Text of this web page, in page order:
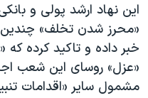
این نهاد ارشد پولی و
«محرز شدن تخلف» چندین
خبر داده و تاکید کرده
«عزل» روسای این شعب
مشمول سایر «اقدامات